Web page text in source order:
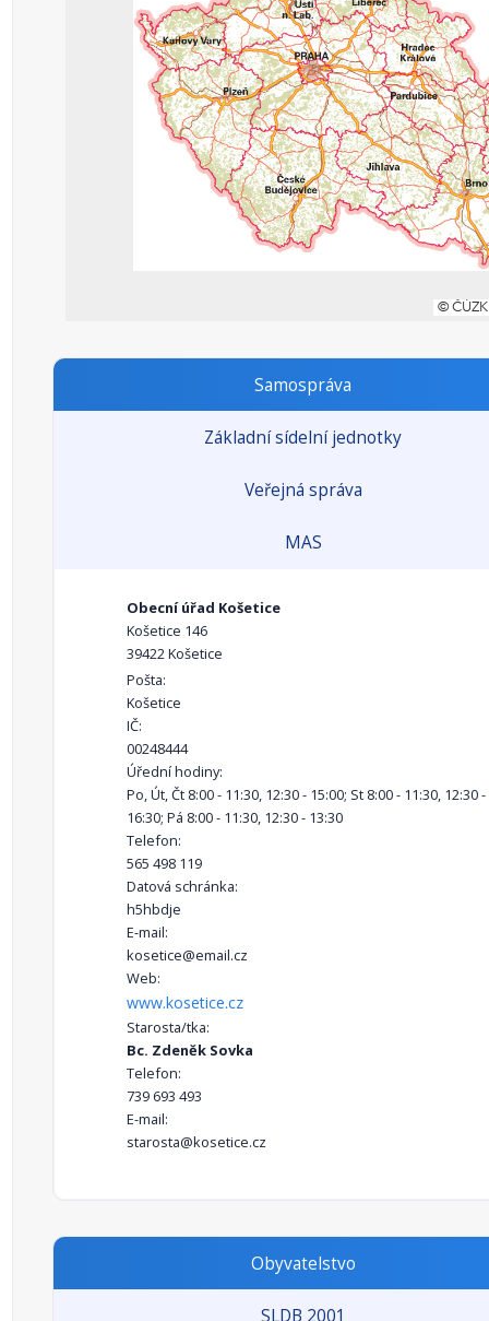
Samospráva
Základní sídelní jednotky
Veřejná správa
MAS
Obecní úřad Košetice
Košetice 146
39422 Košetice
Pošta:
Košetice
IČ:
00248444
Úřední hodiny:
Po, Út, Čt 8:00 - 11:30, 12:30 - 15:00; St 8:00 - 11:30, 12:30 -
16:30; Pá 8:00 - 11:30, 12:30 - 13:30
Telefon:
565 498 119
Datová schránka:
h5hbdje
E-mail:
kosetice@email.cz
Web:
www.kosetice.cz
Starosta/tka:
Bc. Zdeněk Sovka
Telefon:
739 693 493
E-mail:
starosta@kosetice.cz
Obyvatelstvo
SLDB 2001